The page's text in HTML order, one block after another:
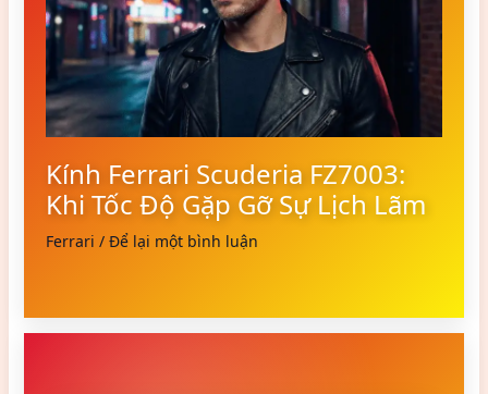
Kính Ferrari Scuderia FZ7003:
Khi Tốc Độ Gặp Gỡ Sự Lịch Lãm
Ferrari / Để lại một bình luận